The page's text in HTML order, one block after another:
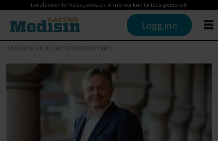
Lokalavisen for helsetjenesten. Annonser kun for helsepersonell.
Logg inn
ANNONSE KUN FOR HELSEPERSONELL